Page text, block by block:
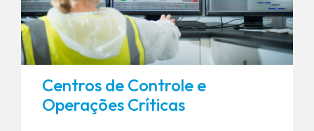
Centros de Controle e
Operações Críticas